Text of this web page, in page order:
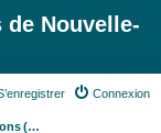
Nouvelle-
Connexion
Foire aux questions (Questions posées fréquemment)